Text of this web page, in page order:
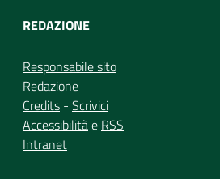
REDAZIONE
Responsabile sito
Redazione
Credits - Scrivici
Accessibilitàe RSS
Intranet